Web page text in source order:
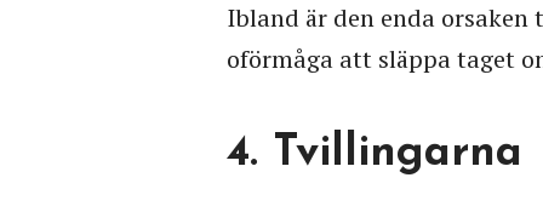
Ibland är den enda
oförmåga att släppa taget
4. Tvillingarna